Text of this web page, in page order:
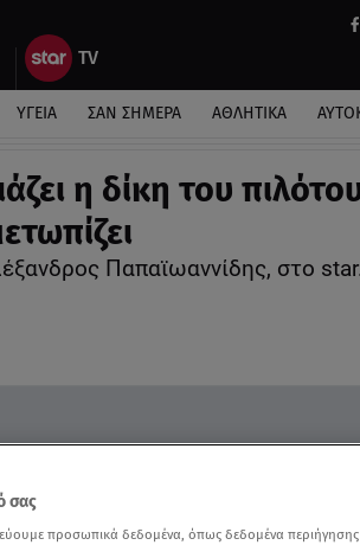
ΥΓΕΙΑ ΣΑΝ ΣΗΜΕΡΑ ΑΘΛΗΤΙΚΑ
η δίκη του
Παπαϊωαννίδης, στο
σας
προσωπικά δεδομένα, όπως δεδομένα